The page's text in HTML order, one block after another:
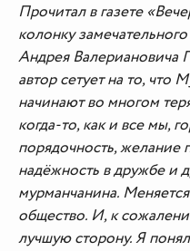
Прочитал в газете
колонку
Андрея Валериановича
автор сетует на то, что
начинают во многом
когда-то, как и все мы,
порядочность, желание
надёжность в дружбе и
мурманчанина.
общество. И, к
лучшую сторону. Я